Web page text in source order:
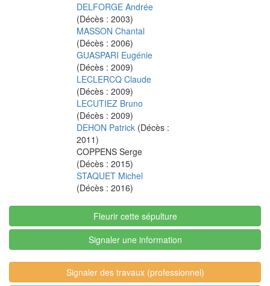
DELFORGE Andrée
(Décès : 2003)
MASSON Chantal
(Décès : 2006)
GUASPARI Eugénie
(Décès : 2009)
LECLERCQ Claude
(Décès : 2009)
LECUTIEZ Bruno
(Décès : 2009)
DEHON Patrick (Décès :
2011)
COPPENS Serge
(Décès : 2015)
STAQUET Michel
(Décès : 2016)
Fleurir cette sépulture
Signaler une information
Signaler des travaux (professionnel)